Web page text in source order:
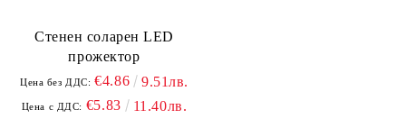
Стенен соларен LED
прожектор
Цена без ДДС: €4.86 9.51лв.
Цена с ДДС: €5.83 11.40лв.